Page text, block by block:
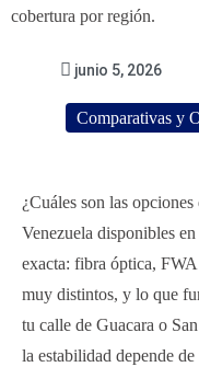
cobertura por región.
junio 5, 2026
Comparativas y
¿Cuáles son las
Venezuela disponibles
exacta: fibra óptica,
muy distintos, y lo que
tu calle de Guacara o
la estabilidad depende